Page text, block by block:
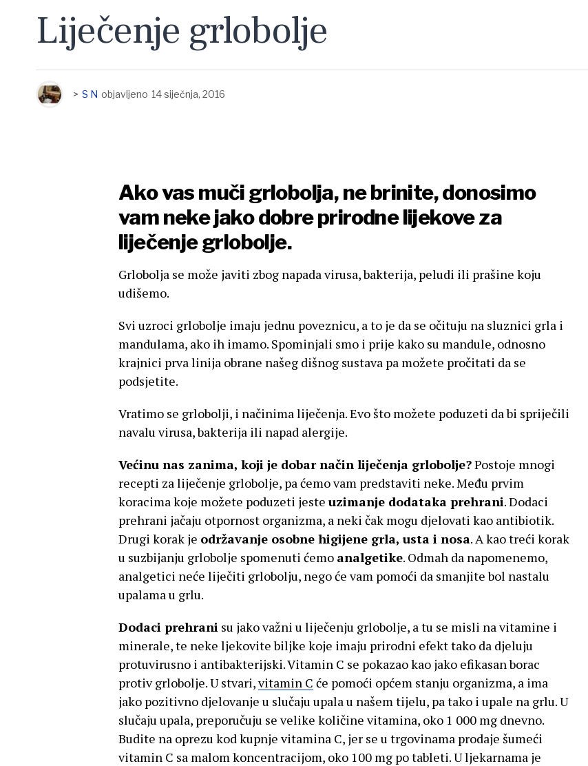
Liječenje grlobolje
> S N objavljeno 14 siječnja, 2016
Ako vas muči grlobolja, ne brinite, donosimo
vam neke jako dobre prirodne lijekove za
liječenje grlobolje.
Grlobolja se može javiti zbog napada virusa, bakterija, peludi ili prašine koju
udišemo.
Svi uzroci grlobolje imaju jednu poveznicu, a to je da se očituju na sluznici grla i
mandulama, ako ih imamo. Spominjali smo i prije kako su mandule, odnosno
krajnici prva linija obrane našeg dišnog sustava pa možete pročitati da se
podsjetite.
Vratimo se grlobolji, i načinima liječenja. Evo što možete poduzeti da bi spriječili
navalu virusa, bakterija ili napad alergije.
Većinu nas zanima, koji je dobar način liječenja grlobolje?Postoje mnogi
recepti za liječenje grlobolje, pa ćemo vam predstaviti neke. Među prvim
koracima koje možete poduzeti jeste uzimanje dodataka prehrani. Dodaci
prehrani jačaju otpornost organizma, a neki čak mogu djelovati kao antibiotik.
Drugi korak je održavanje osobne higijene grla, usta i nosa. A kao treći korak
u suzbijanju grlobolje spomenuti ćemo analgetike. Odmah da napomenemo,
analgetici neće liječiti grlobolju, nego će vam pomoći da smanjite bol nastalu
upalama u grlu.
Dodaci prehrani su jako važni u liječenju grlobolje, a tu se misli na vitamine i
minerale, te neke ljekovite biljke koje imaju prirodni efekt tako da djeluju
protuvirusno i antibakterijski. Vitamin C se pokazao kao jako efikasan borac
protiv grlobolje. U stvari,vitamin C će pomoći općem stanju organizma, a ima
jako pozitivno djelovanje u slučaju upala u našem tijelu, pa tako i upale na grlu. U
slučaju upala, preporučuju se velike količine vitamina, oko 1 000 mg dnevno.
Budite na oprezu kod kupnje vitamina C, jer se u trgovinama prodaje šumeći
vitamin C sa malom koncentracijom, oko 100 mg po tableti. U ljekarnama je